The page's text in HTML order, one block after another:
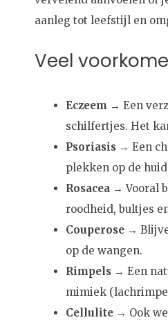
aanleg tot leefstijl en
Veel
Eczeem → Een
schilfertjes. Het
Psoriasis → Een
plekken op de
Rosacea → Vooral
roodheid, bultjes
Couperose →
op de wangen.
Rimpels → Een
mimiek
Cellulite → Ook